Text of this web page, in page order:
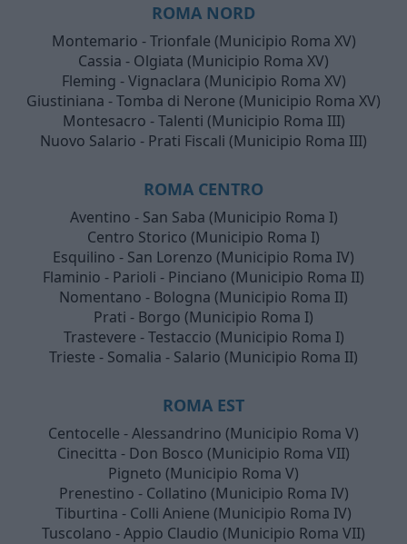
ROMA NORD
Montemario - Trionfale (Municipio Roma XV)
Cassia - Olgiata (Municipio Roma XV)
Fleming - Vignaclara (Municipio Roma XV)
Giustiniana - Tomba di Nerone (Municipio Roma XV)
Montesacro - Talenti (Municipio Roma III)
Nuovo Salario - Prati Fiscali (Municipio Roma III)
ROMA CENTRO
Aventino - San Saba (Municipio Roma I)
Centro Storico (Municipio Roma I)
Esquilino - San Lorenzo (Municipio Roma IV)
Flaminio - Parioli - Pinciano (Municipio Roma II)
Nomentano - Bologna (Municipio Roma II)
Prati - Borgo (Municipio Roma I)
Trastevere - Testaccio (Municipio Roma I)
Trieste - Somalia - Salario (Municipio Roma II)
ROMA EST
Centocelle - Alessandrino (Municipio Roma V)
Cinecitta - Don Bosco (Municipio Roma VII)
Pigneto (Municipio Roma V)
Prenestino - Collatino (Municipio Roma IV)
Tiburtina - Colli Aniene (Municipio Roma IV)
Tuscolano - Appio Claudio (Municipio Roma VII)